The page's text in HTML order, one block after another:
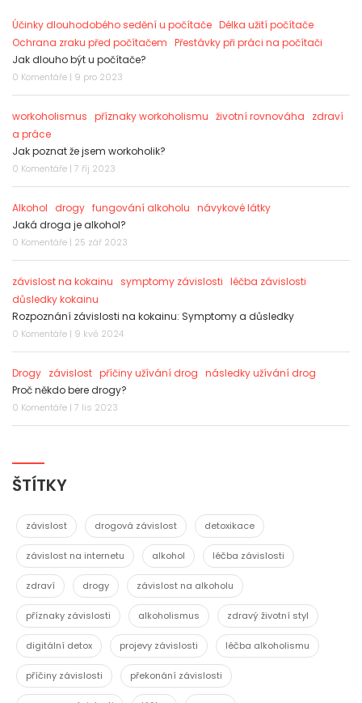
Účinky dlouhodobého sedění u počítače Délka užití počítače
Ochrana zraku před počítačem Přestávky při práci na počítači
Jak dlouho být u počítače?
0 Komentáře | 9 pro 2023
workoholismus příznaky workoholismu životní rovnováha
zdraví
a práce
Jak poznat že jsem workoholik?
0 Komentáře | 7 říj 2023
Alkohol drogy fungování alkoholu návykové látky
Jaká droga je alkohol?
0 Komentáře | 25 zář 2023
závislost na kokainu symptomy závislosti léčba závislosti
důsledky kokainu
Rozpoznání závislosti na kokainu: Symptomy a důsledky
0 Komentáře | 9 kvě 2024
Drogy závislost příčiny užívání drog následky užívání drog
Proč někdo bere drogy?
0 Komentáře | 7 lis 2023
ŠTÍTKY
závislost drogová závislost detoxikace
závislost na internetu alkohol léčba závislosti
zdraví drogy závislost na alkoholu
příznaky závislosti alkoholismus zdravý životní styl
digitální detox projevy závislosti léčba alkoholismu
příčiny závislosti překonání závislosti